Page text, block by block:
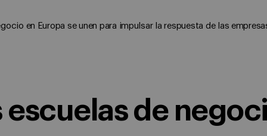
en Europa se unen para impulsar la respuesta de las
de